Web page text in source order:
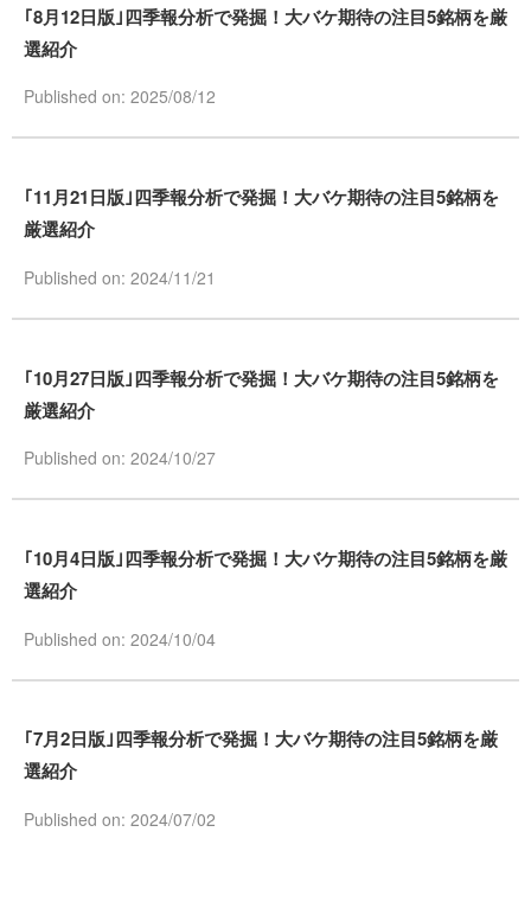
｢8月12日版｣四季報分析で発掘！大バケ期待の注目5銘柄を厳
選紹介
Published on: 2025/08/12
｢11月21日版｣四季報分析で発掘！大バケ期待の注目5銘柄を
厳選紹介
Published on: 2024/11/21
｢10月27日版｣四季報分析で発掘！大バケ期待の注目5銘柄を
厳選紹介
Published on: 2024/10/27
｢10月4日版｣四季報分析で発掘！大バケ期待の注目5銘柄を厳
選紹介
Published on: 2024/10/04
｢7月2日版｣四季報分析で発掘！大バケ期待の注目5銘柄を厳
選紹介
Published on: 2024/07/02